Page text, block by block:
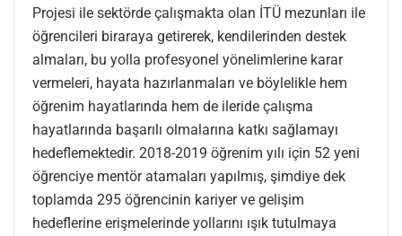
Projesi ile sektörde çalışmakta olan İTÜ mezunları ile
öğrencileri biraraya getirerek, kendilerinden destek
almaları, bu yolla profesyonel yönelimlerine karar
vermeleri, hayata hazırlanmaları ve böylelikle hem
öğrenim hayatlarında hem de ileride çalışma
hayatlarında başarılı olmalarına katkı sağlamayı
hedeflemektedir. 2018-2019 öğrenim yılı için 52 yeni
öğrenciye mentör atamaları yapılmış, şimdiye dek
toplamda 295 öğrencinin kariyer ve gelişim
hedeflerine erişmelerinde yollarını ışık tutulmaya